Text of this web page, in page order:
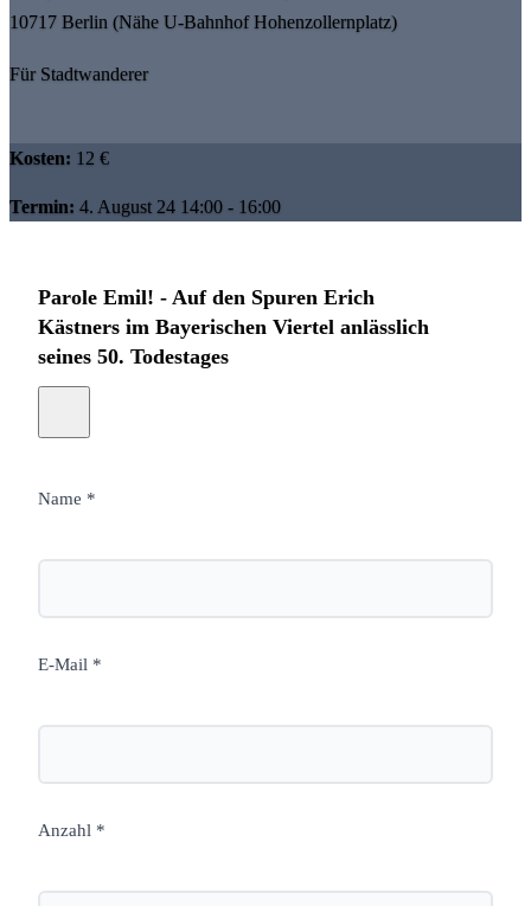
10717 Berlin (Nähe U-Bahnhof Hohenzollernplatz)
Für Stadtwanderer
Kosten: 12 €
Termin: 4. August 24 14:00 - 16:00
Parole Emil! - Auf den Spuren Erich
Kästners im Bayerischen Viertel anlässlich
seines 50. Todestages
Name *
E-Mail *
Anzahl *